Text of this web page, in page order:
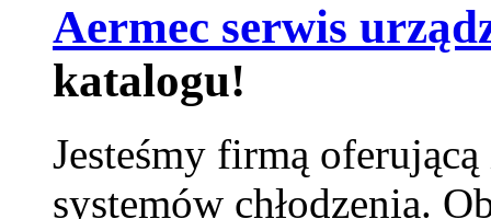
Aermec serwis
katalogu!
Jesteśmy firmą
systemów chłodzenia.